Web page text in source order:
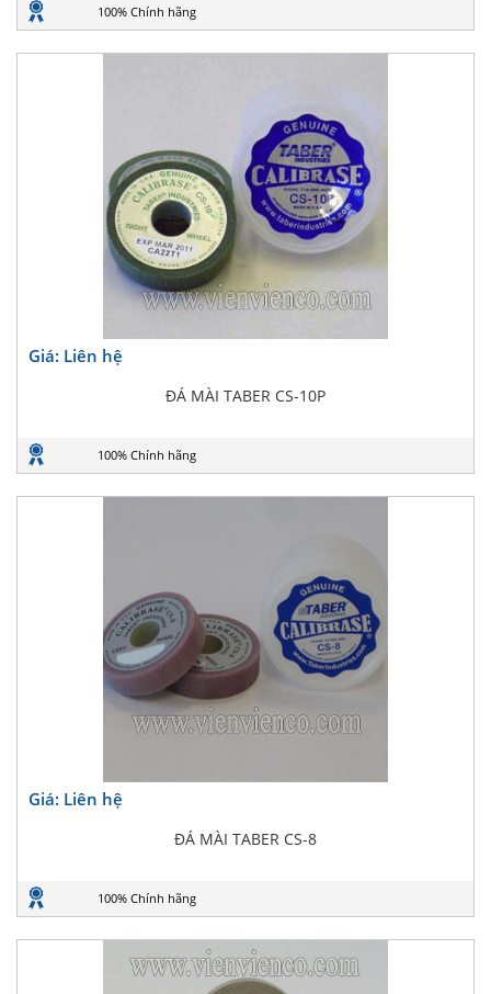
100% Chính hãng
Giá: Liên hệ
ĐÁ MÀI TABER CS-10P
100% Chính hãng
Giá: Liên hệ
ĐÁ MÀI TABER CS-8
100% Chính hãng